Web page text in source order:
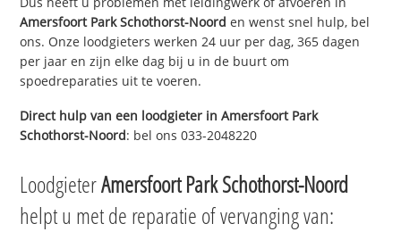
Amersfoort Park Schothorst-Noord en wenst snel hulp, bel
ons. Onze loodgieters werken 24 uur per dag, 365 dagen
per jaar en zijn elke dag bij u in de buurt om
spoedreparaties uit te voeren.
Direct hulp van een loodgieter inAmersfoort Park
Schothorst-Noord: bel ons 033-2048220
LoodgieterAmersfoort Park Schothorst-Noord
helpt u met de reparatie of vervanging van: